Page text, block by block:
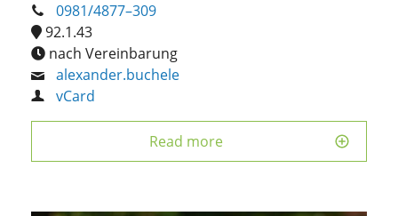
0981/4877–309
92.1.43
nach Vereinbarung
alexander.buchele
vCard
Read more